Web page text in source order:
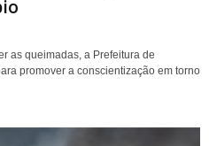
as queimadas, a Prefeitura de
promover a conscientização em torno